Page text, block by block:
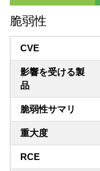
脆弱性
CVE
影響を受ける製
品
脆弱性サマリ
重大度
RCE